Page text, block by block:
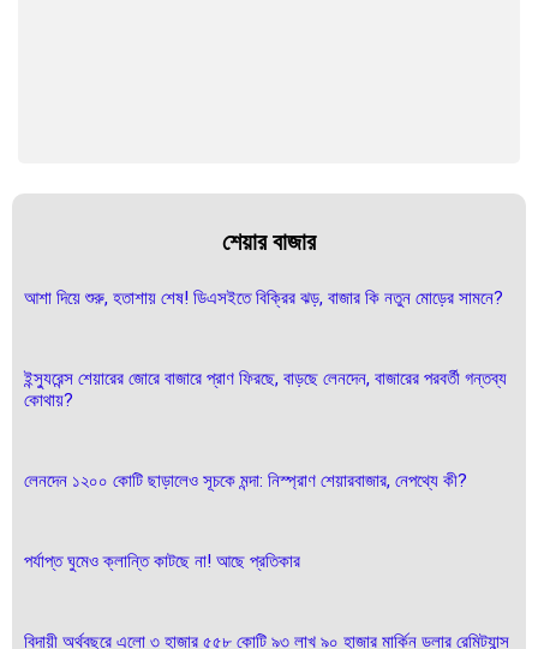
শেয়ার বাজার
আশা দিয়ে শুরু, হতাশায় শেষ! ডিএসইতে বিক্রির ঝড়, বাজার কি নতুন মোড়ের সামনে?
ইন্স্যুরেন্স শেয়ারের জোরে বাজারে প্রাণ ফিরছে, বাড়ছে লেনদেন, বাজারের পরবর্তী গন্তব্য
কোথায়?
লেনদেন ১২০০ কোটি ছাড়ালেও সূচকে মন্দা: নিস্প্রাণ শেয়ারবাজার, নেপথ্যে কী?
পর্যাপ্ত ঘুমেও ক্লান্তি কাটছে না! আছে প্রতিকার
বিদায়ী অর্থবছরে এলো ৩ হাজার ৫৫৮ কোটি ৯৩ লাখ ৯০ হাজার মার্কিন ডলার রেমিট্যান্স